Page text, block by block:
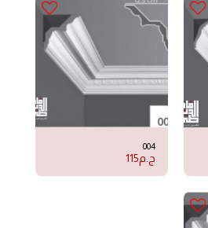
004
ج.م115